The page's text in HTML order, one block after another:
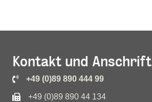
Kontakt und Anschrift
+49 (0)89 890 444 99
+49 (0)89 890 44 134